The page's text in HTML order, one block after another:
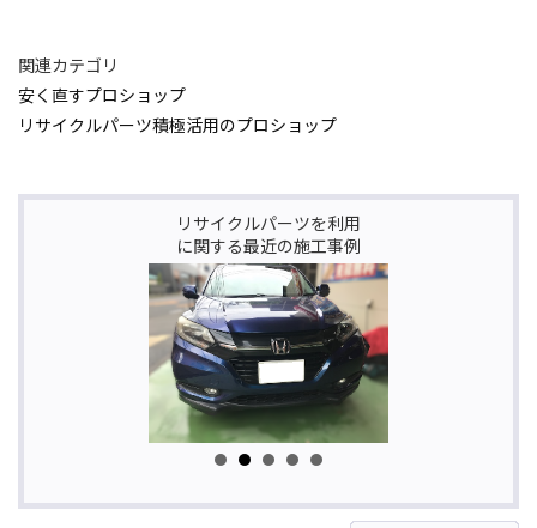
関連カテゴリ
安く直すプロショップ
リサイクルパーツ積極活用のプロショップ
リサイクルパーツを利用
に関する最近の施工事例